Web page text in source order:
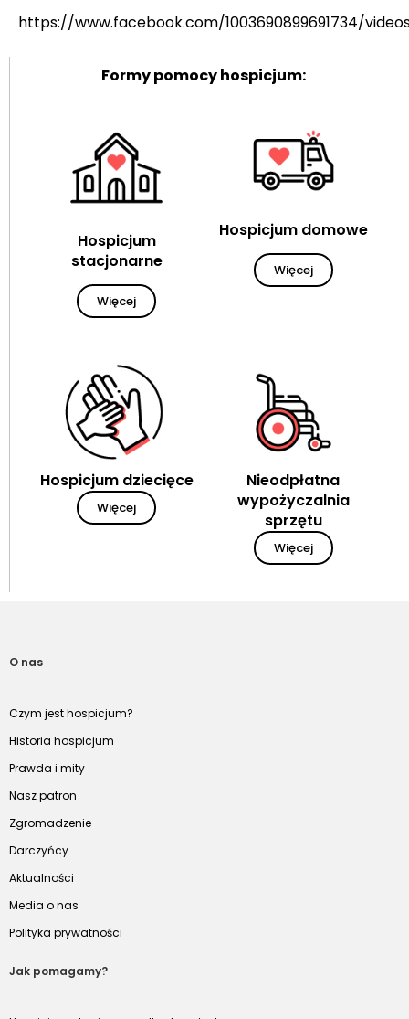
https://www.facebook.com/1003690899691734/
Formy pomocy hospicjum:
Hospicjum
stacjonarne
Więcej
Hospicjum domowe
Więcej
Hospicjum dziecięce
Więcej
Nieodpłatna
wypożyczalnia
sprzętu
Więcej
O nas
Czym jest hospicjum?
Historia hospicjum
Prawda i mity
Nasz patron
Zgromadzenie
Darczyńcy
Aktualności
Media o nas
Polityka prywatności
Jak pomagamy?